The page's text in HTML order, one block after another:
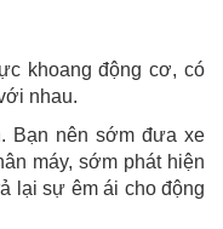
khoang động cơ, có
nhau.
Bạn nên sớm đưa xe
máy, sớm phát hiện
lại sự êm ái cho động